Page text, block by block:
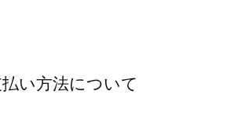
い方法について